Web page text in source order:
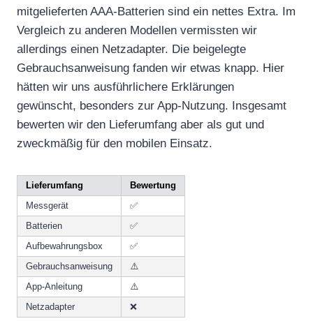
mitgelieferten AAA-Batterien sind ein nettes Extra. Im
Vergleich zu anderen Modellen vermissten wir
allerdings einen Netzadapter. Die beigelegte
Gebrauchsanweisung fanden wir etwas knapp. Hier
hätten wir uns ausführlichere Erklärungen
gewünscht, besonders zur App-Nutzung. Insgesamt
bewerten wir den Lieferumfang aber als gut und
zweckmäßig für den mobilen Einsatz.
Lieferumfang
Bewertung
Messgerät
✅
Batterien
✅
Aufbewahrungsbox
✅
Gebrauchsanweisung
⚠️
App-Anleitung
⚠️
Netzadapter
❌